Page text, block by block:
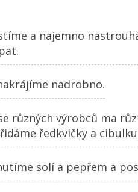
a najemno
nadrobno.
různých výrobců ma
ředkvičky a
solí a pepřem a